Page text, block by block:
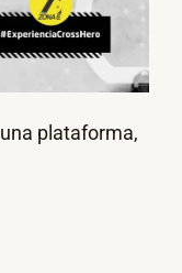
plataforma,